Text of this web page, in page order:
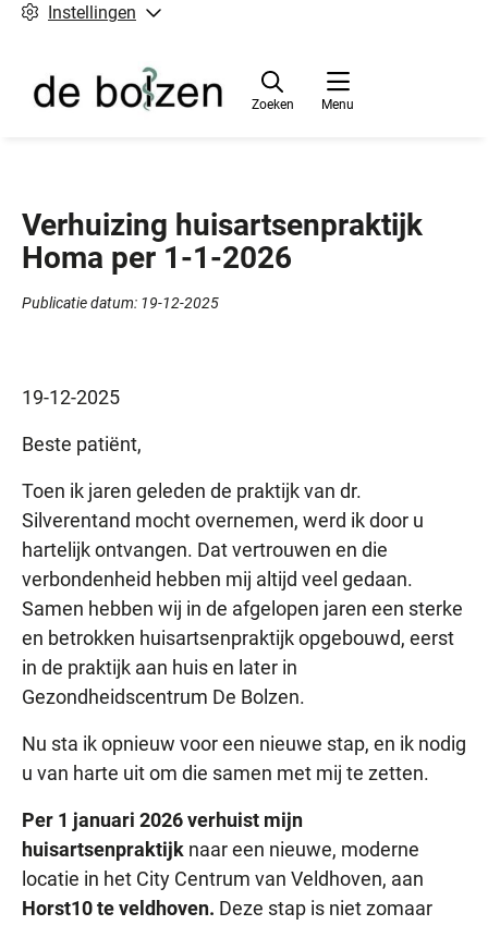
Instellingen
Menu
Zoeken
Verhuizing huisartsenpraktijk
Homa per 1-1-2026
Publicatie datum: 19-12-2025
19-12-2025
Beste patiënt,
Toen ik jaren geleden de praktijk van dr.
Silverentand mocht overnemen, werd ik door u
hartelijk ontvangen. Dat vertrouwen en die
verbondenheid hebben mij altijd veel gedaan.
Samen hebben wij in de afgelopen jaren een sterke
en betrokken huisartsenpraktijk opgebouwd, eerst
in de praktijk aan huis en later in
Gezondheidscentrum De Bolzen.
Nu sta ik opnieuw voor een nieuwe stap, en ik nodig
u van harte uit om die samen met mij te zetten.
Per 1 januari 2026 verhuist mijn
huisartsenpraktijk naar een nieuwe, moderne
locatie in het City Centrum van Veldhoven, aan
Horst10 te veldhoven. Deze stap is niet zomaar